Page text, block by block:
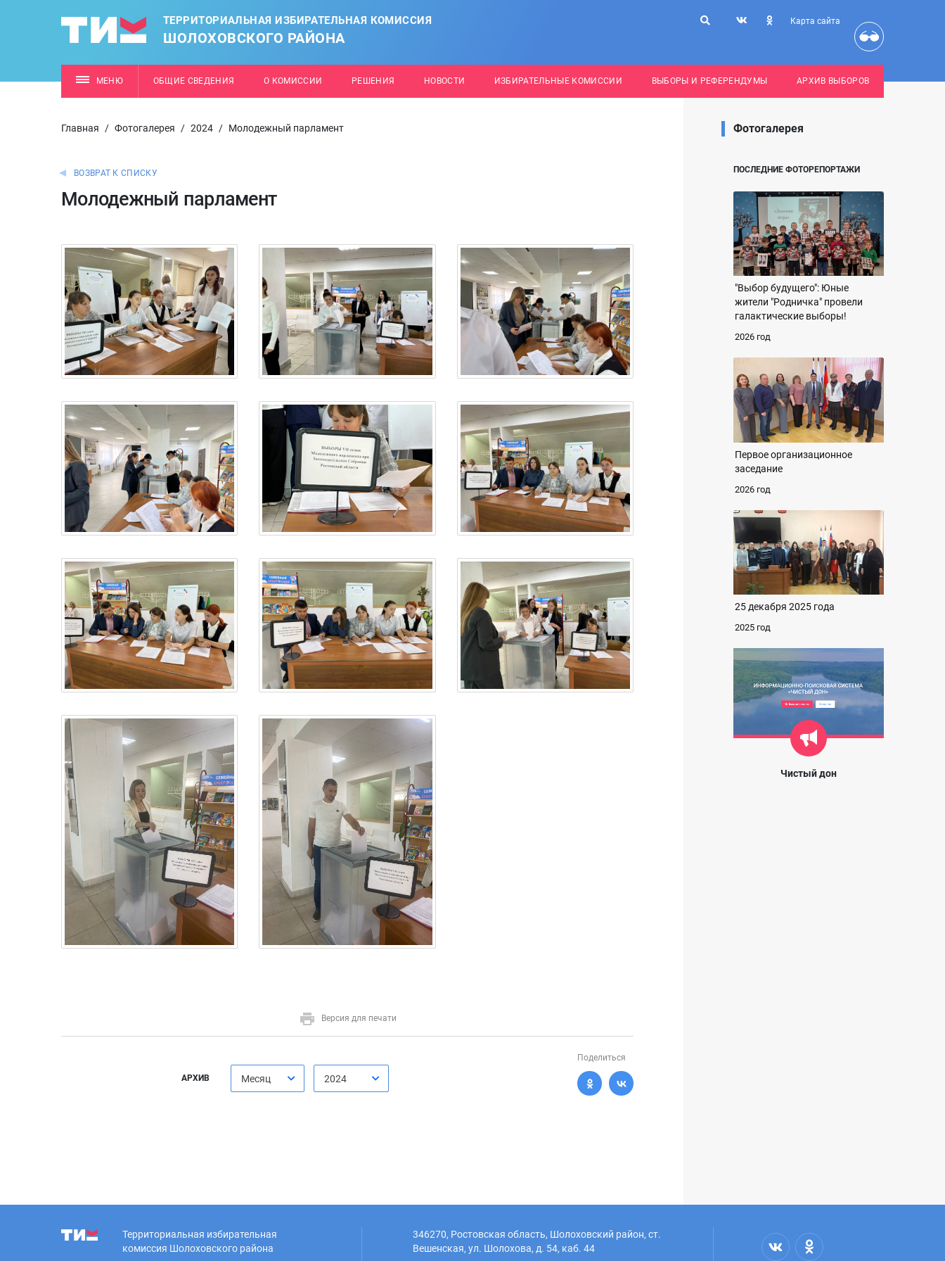
ТЕРРИТОРИАЛЬНАЯ ИЗБИРАТЕЛЬНАЯ КОМИССИЯ
ШОЛОХОВСКОГО РАЙОНА
Карта сайта
МЕНЮ ОБЩИЕ СВЕДЕНИЯ О КОМИССИИ РЕШЕНИЯ НОВОСТИ ИЗБИРАТЕЛЬНЫЕ КОМИССИИ ВЫБОРЫ И РЕФЕРЕНДУМЫ АРХИВ ВЫБОРОВ
Главная / Фотогалерея / 2024 / Молодежный парламент
ВОЗВРАТ К СПИСКУ
Молодежный парламент
Версия для печати
АРХИВ Месяц 2024
Поделиться
Фотогалерея
ПОСЛЕДНИЕ ФОТОРЕПОРТАЖИ
"Выбор будущего": Юные
жители "Родничка" провели
галактические выборы!
2026 год
Первое организационное
заседание
2026 год
25 декабря 2025 года
2025 год
Чистый дон
Территориальная избирательная
комиссия Шолоховского района
346270, Ростовская область, Шолоховский район, ст.
Вешенская, ул. Шолохова, д. 54, каб. 44